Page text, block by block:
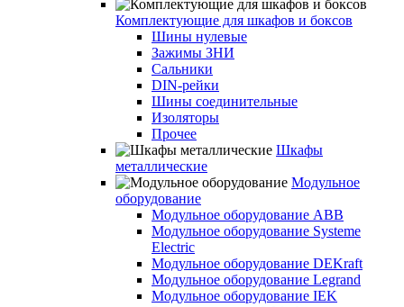
Комплектующие для шкафов и боксов
Шины нулевые
Зажимы ЗНИ
Сальники
DIN-рейки
Шины соединительные
Изоляторы
Прочее
Шкафы
металлические
Модульное
оборудование
Модульное оборудование ABB
Модульное оборудование Systeme
Electric
Модульное оборудование DEKraft
Модульное оборудование Legrand
Модульное оборудование IEK